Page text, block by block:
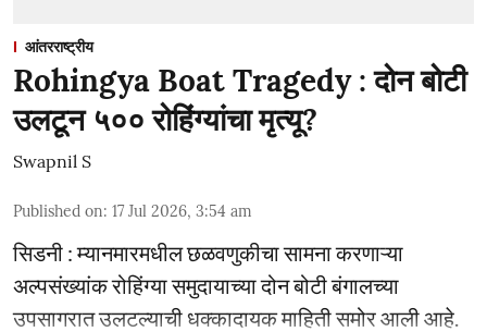
आंतरराष्ट्रीय
Rohingya Boat Tragedy : दोन बोटी
उलटून ५०० रोहिंग्यांचा मृत्यू?
Swapnil S
Published on: 17 Jul 2026, 3:54 am
सिडनी : म्यानमारमधील छळवणुकीचा सामना करणाऱ्या
अल्पसंख्यांक रोहिंग्या समुदायाच्या दोन बोटी बंगालच्या
उपसागरात उलटल्याची धक्कादायक माहिती समोर आली आहे.